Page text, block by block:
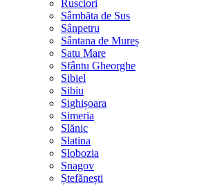
Rusciori
Sâmbăta de Sus
Sânpetru
Sântana de Mureș
Satu Mare
Sfântu Gheorghe
Sibiel
Sibiu
Sighișoara
Simeria
Slănic
Slatina
Slobozia
Snagov
Ștefănești